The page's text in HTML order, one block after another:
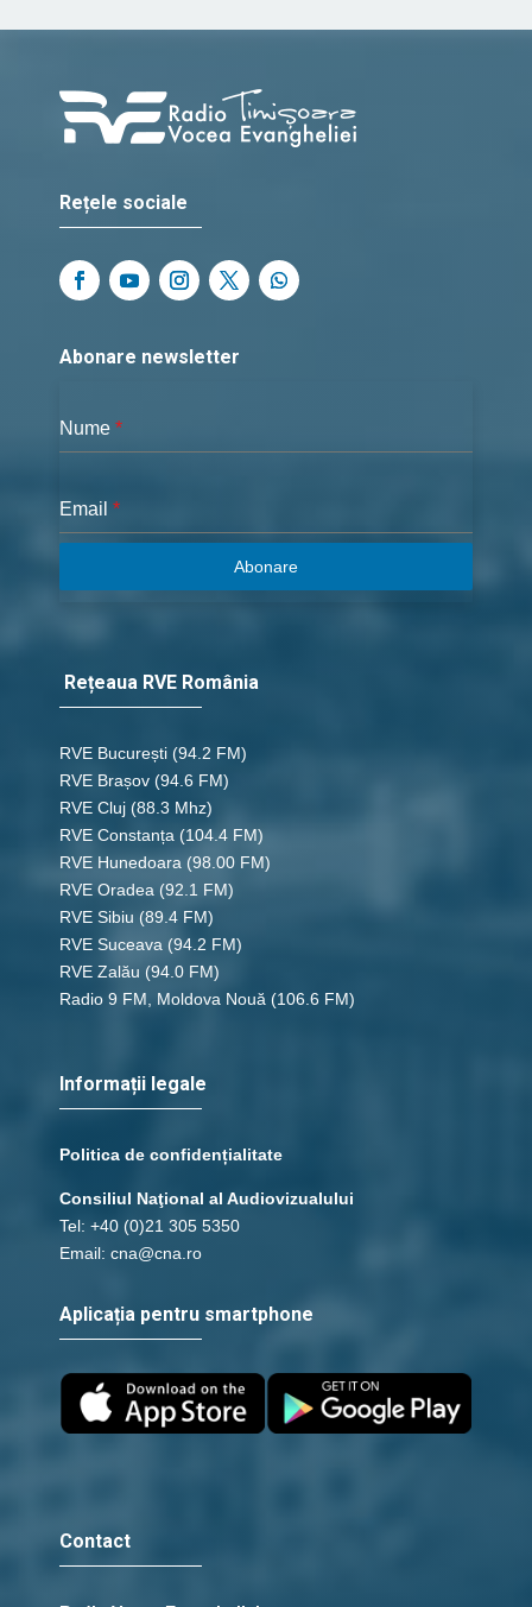
Rețele sociale
Abonare newsletter
Nume *
Email *
Abonare
Rețeaua RVE România
RVE București (94.2 FM)
RVE Brașov (94.6 FM)
RVE Cluj (88.3 Mhz)
RVE Constanța (104.4 FM)
RVE Hunedoara (98.00 FM)
RVE Oradea (92.1 FM)
RVE Sibiu (89.4 FM)
RVE Suceava (94.2 FM)
RVE Zalău (94.0 FM)
Radio 9 FM, Moldova Nouă (106.6 FM)
Informații legale
Politica de confidențialitate
Consiliul Naţional al Audiovizualului
Tel: +40 (0)21 305 5350
Email: cna@cna.ro
Aplicația pentru smartphone
Contact